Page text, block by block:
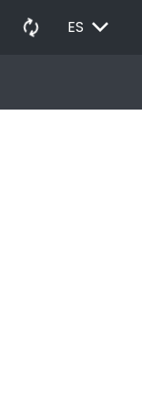
autorenew ES EXPAND_MORE